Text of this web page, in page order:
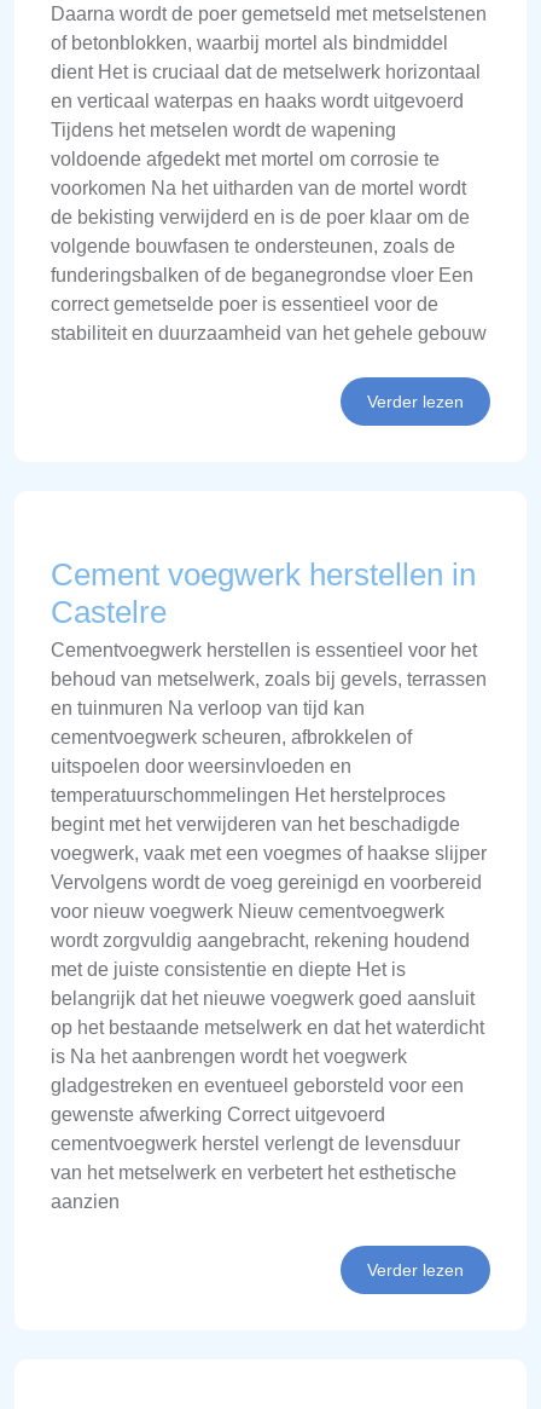
Daarna wordt de poer gemetseld met metselstenen
of betonblokken, waarbij mortel als bindmiddel
dient Het is cruciaal dat de metselwerk horizontaal
en verticaal waterpas en haaks wordt uitgevoerd
Tijdens het metselen wordt de wapening
voldoende afgedekt met mortel om corrosie te
voorkomen Na het uitharden van de mortel wordt
de bekisting verwijderd en is de poer klaar om de
volgende bouwfasen te ondersteunen, zoals de
funderingsbalken of de beganegrondse vloer Een
correct gemetselde poer is essentieel voor de
stabiliteit en duurzaamheid van het gehele gebouw
Verder lezen
Cement voegwerk herstellen in
Castelre
Cementvoegwerk herstellen is essentieel voor het
behoud van metselwerk, zoals bij gevels, terrassen
en tuinmuren Na verloop van tijd kan
cementvoegwerk scheuren, afbrokkelen of
uitspoelen door weersinvloeden en
temperatuurschommelingen Het herstelproces
begint met het verwijderen van het beschadigde
voegwerk, vaak met een voegmes of haakse slijper
Vervolgens wordt de voeg gereinigd en voorbereid
voor nieuw voegwerk Nieuw cementvoegwerk
wordt zorgvuldig aangebracht, rekening houdend
met de juiste consistentie en diepte Het is
belangrijk dat het nieuwe voegwerk goed aansluit
op het bestaande metselwerk en dat het waterdicht
is Na het aanbrengen wordt het voegwerk
gladgestreken en eventueel geborsteld voor een
gewenste afwerking Correct uitgevoerd
cementvoegwerk herstel verlengt de levensduur
van het metselwerk en verbetert het esthetische
aanzien
Verder lezen